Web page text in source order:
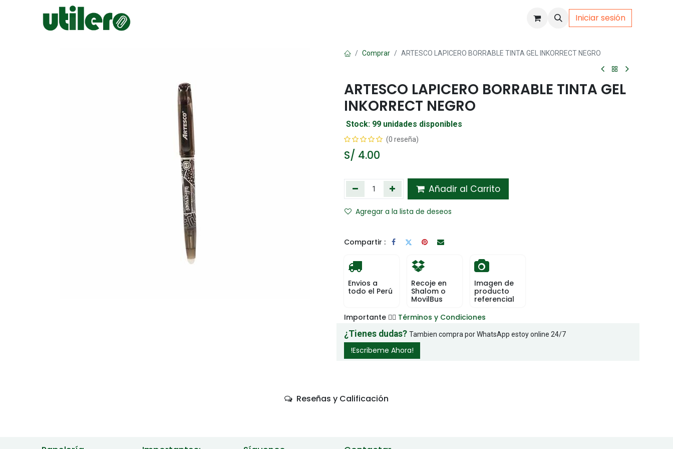
Iniciar sesión
Comprar ARTESCO LAPICERO BORRABLE TINTA GEL INKORRECT NEGRO
ARTESCO LAPICERO BORRABLE TINTA GEL
INKORRECT NEGRO
Stock: 99 unidades disponibles
(0 reseña)
S/ 4.00
Añadir al Carrito
Agregar a la lista de deseos
Compartir :
Envios a
todo el Perú
Recoje en
Shalom o
MovilBus
Imagen de
producto
referencial
Importante 👉🏻 Términos y Condiciones
¿Tienes dudas? Tambien compra por WhatsApp estoy online 24/7
!Escribeme Ahora!
Reseñas y Calificación